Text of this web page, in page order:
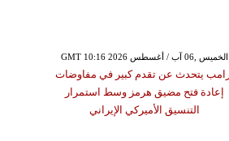
GMT 10:16 2026 الخميس ,06 آب / أغسطس
يتحدث عن تقدم كبير في مفاوضات
إعادة فتح مضيق هرمز وسط استمرار
التنسيق الأميركي الإيراني